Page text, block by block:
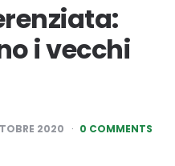
i vecchi
2020 0 COMMENTS